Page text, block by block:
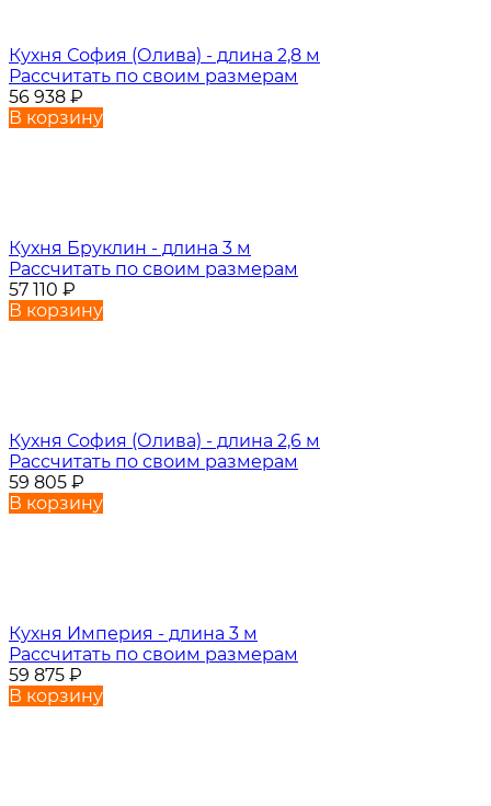
Кухня София (Олива) - длина 2,8 м
Рассчитать по своим размерам
56 938 ₽
В корзину
Кухня Бруклин - длина 3 м
Рассчитать по своим размерам
57 110 ₽
В корзину
Кухня София (Олива) - длина 2,6 м
Рассчитать по своим размерам
59 805 ₽
В корзину
Кухня Империя - длина 3 м
Рассчитать по своим размерам
59 875 ₽
В корзину